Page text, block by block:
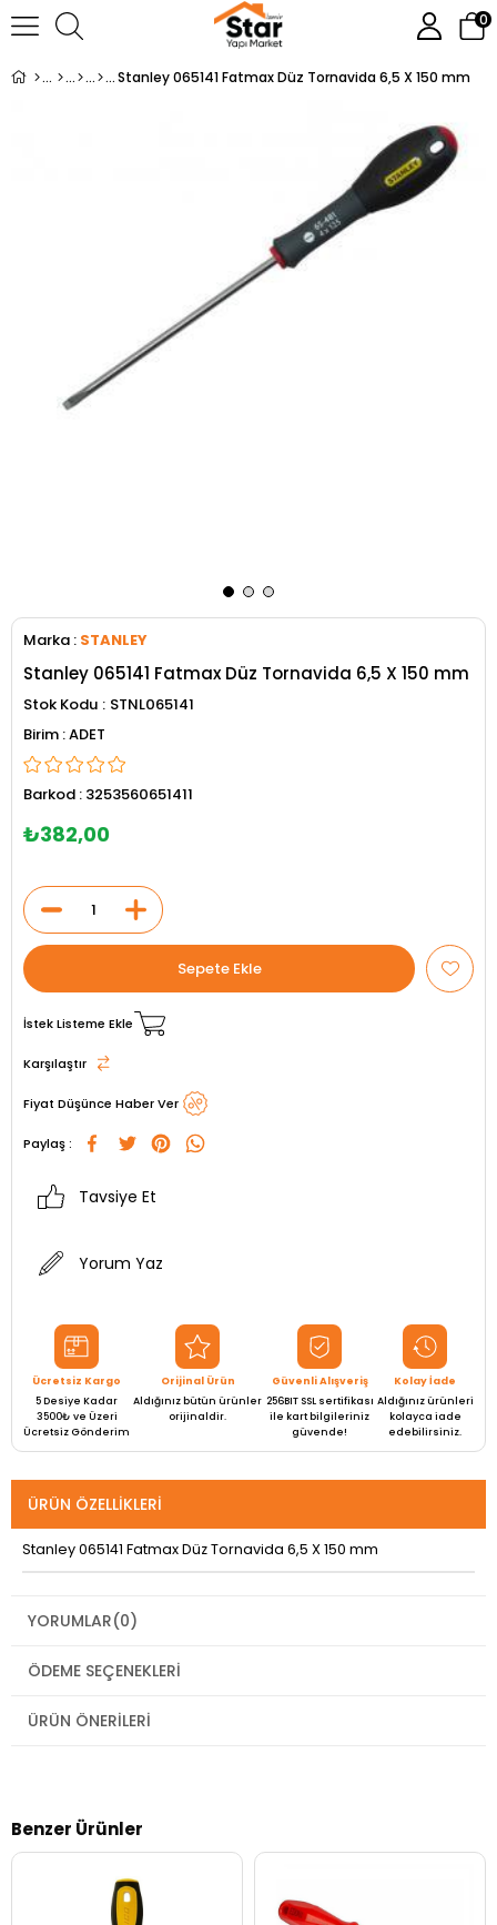
0
Stanley 065141 Fatmax Düz Tornavida 6,5 X 150 mm
Marka : STANLEY
Stanley 065141 Fatmax Düz Tornavida 6,5 X 150 mm
Stok Kodu
STNL065141
ADET
Barkod : 3253560651411
₺382,00
İstek Listeme Ekle
Karşılaştır
Fiyat Düşünce Haber Ver
Paylaş :
Tavsiye Et
Yorum Yaz
Ücretsiz Kargo
5 Desiye Kadar
3500₺ ve Üzeri
Ücretsiz Gönderim
Orijinal Ürün
Aldığınız bütün ürünler
orijinaldir.
Güvenli Alışveriş
256BIT SSL sertifikası
ile kart bilgileriniz
güvende!
Kolay İade
Aldığınız ürünleri
kolayca iade
edebilirsiniz.
ÜRÜN ÖZELLIKLERI
Stanley 065141 Fatmax Düz Tornavida 6,5 X 150 mm
YORUMLAR(0)
ÖDEME SEÇENEKLERI
ÜRÜN ÖNERILERI
Benzer Ürünler